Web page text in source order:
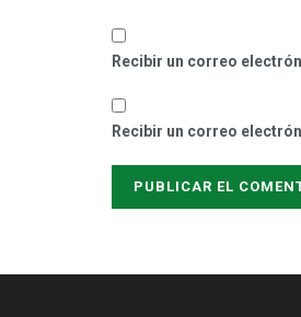
Recibir un correo
Recibir un correo